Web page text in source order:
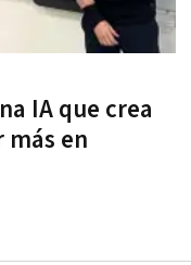
IA que crea
más en